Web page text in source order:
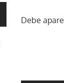
Debe